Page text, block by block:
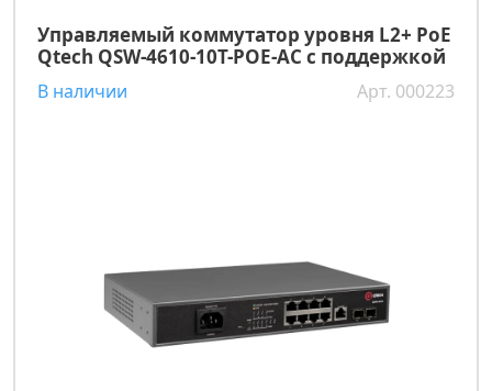
Управляемый коммутатор уровня L2+ PoE
Qtech QSW-4610-10T-POE-AC с поддержкой
В наличии Арт. 000223